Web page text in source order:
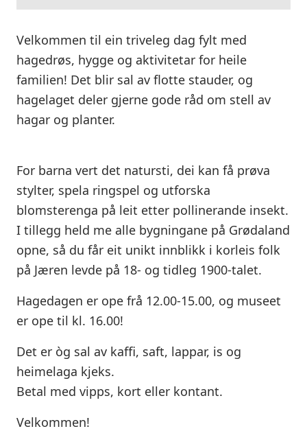
Velkommen til ein triveleg dag fylt med
hagedrøs, hygge og aktivitetar for heile
familien! Det blir sal av flotte stauder, og
hagelaget deler gjerne gode råd om stell av
hagar og planter.
For barna vert det natursti, dei kan få prøva
stylter, spela ringspel og utforska
blomsterenga på leit etter pollinerande insekt.
I tillegg held me alle bygningane på Grødaland
opne, så du får eit unikt innblikk i korleis folk
på Jæren levde på 18- og tidleg 1900-talet.
Hagedagen er ope frå 12.00-15.00, og museet
er ope til kl. 16.00!
Det er òg sal av kaffi, saft, lappar, is og
heimelaga kjeks.
Betal med vipps, kort eller kontant.
Velkommen!